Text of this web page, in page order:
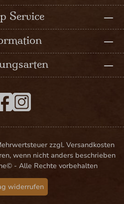
Service
zzgl. Versandkosten
wenn nicht anders beschrieben
- Alle Rechte vorbehalten
widerrufen